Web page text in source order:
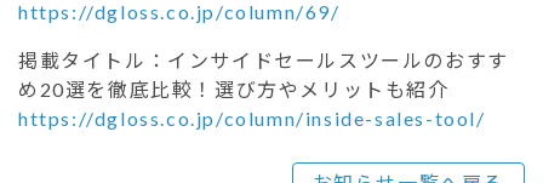
https://dgloss.co.jp/column/69/
掲載タイトル：インサイドセールスツールのおすす
め20選を徹底比較！選び方やメリットも紹介
https://dgloss.co.jp/column/inside-sales-tool/